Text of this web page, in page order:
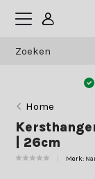
Home
| 26cm
Merk: